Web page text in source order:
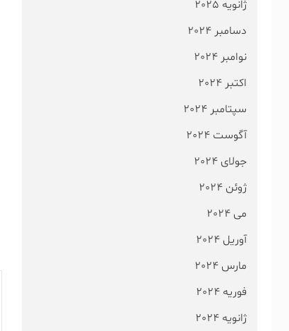
ژانویه 2025
دسامبر 2024
نوامبر 2024
اکتبر 2024
سپتامبر 2024
آگوست 2024
جولای 2024
ژوئن 2024
می 2024
آوریل 2024
مارس 2024
فوریه 2024
ژانویه 2024